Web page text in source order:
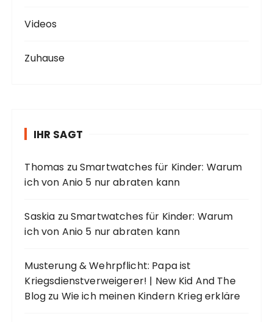
Videos
Zuhause
IHR SAGT
Thomas zuSmartwatches für Kinder: Warum
ich von Anio 5 nur abraten kann
Saskia zuSmartwatches für Kinder: Warum
ich von Anio 5 nur abraten kann
Musterung & Wehrpflicht: Papa ist
Kriegsdienstverweigerer! | New Kid And The
Blog zu Wie ich meinen Kindern Krieg erkläre